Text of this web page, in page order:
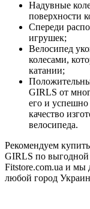
Надувные
поверхности
Спереди
игрушек;
Велосипед
колесами,
катании;
GIRLS от
его и
качество
велосипеда.
Рекомендуем
GIRLS по выгодной
Fitstore.com.ua и мы
любой город